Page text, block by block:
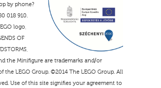
by phone?
018 910.
logo,
OF
the Minifigure are trademarks and/or
the LEGO Group. ©2014 The LEGO Group. All
Use of this site signifies your agreement to